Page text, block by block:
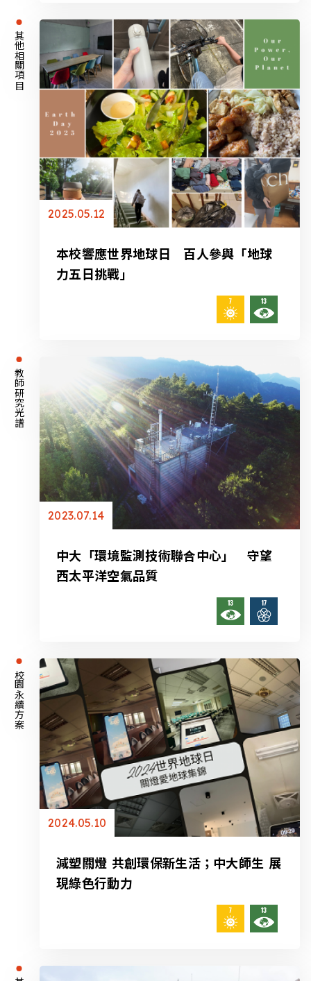
其他相關項目
2025.05.12
本校響應世界地球日 百人參與「地球
力五日挑戰」
教師研究光譜
2023.07.14
中大「環境監測技術聯合中心」 守望
西太平洋空氣品質
校園永續方案
2024.05.10
減塑關燈 共創環保新生活；中大師生 展
現綠色行動力